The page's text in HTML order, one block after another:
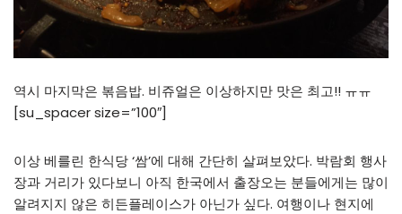
역시 마지막은 볶음밥. 비쥬얼은 이상하지만 맛은 최고!! ㅠㅠ
[su_spacer size=”100″]
이상 베를린 한식당 ‘쌈’에 대해 간단히 살펴보았다. 박람회 행사
장과 거리가 있다보니 아직 한국에서 출장오는 분들에게는 많이
알려지지 않은 히든플레이스가 아닌가 싶다. 여행이나 현지에